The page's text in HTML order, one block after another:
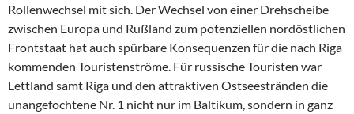
Rollenwechsel mit sich. Der Wechsel von einer Drehscheibe
zwischen Europa und Rußland zum potenziellen nordöstlichen
Frontstaat hat auch spürbare Konsequenzen für die nach Riga
kommenden Touristenströme. Für russische Touristen war
Lettland samt Riga und den attraktiven Ostseestränden die
unangefochtene Nr. 1 nicht nur im Baltikum, sondern in ganz